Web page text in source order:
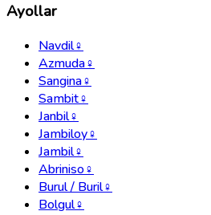
Ayollar
Navdil♀
Azmuda♀
Sangina♀
Sambit♀
Janbil♀
Jambiloy♀
Jambil♀
Abriniso♀
Burul / Buril♀
Bolgul♀